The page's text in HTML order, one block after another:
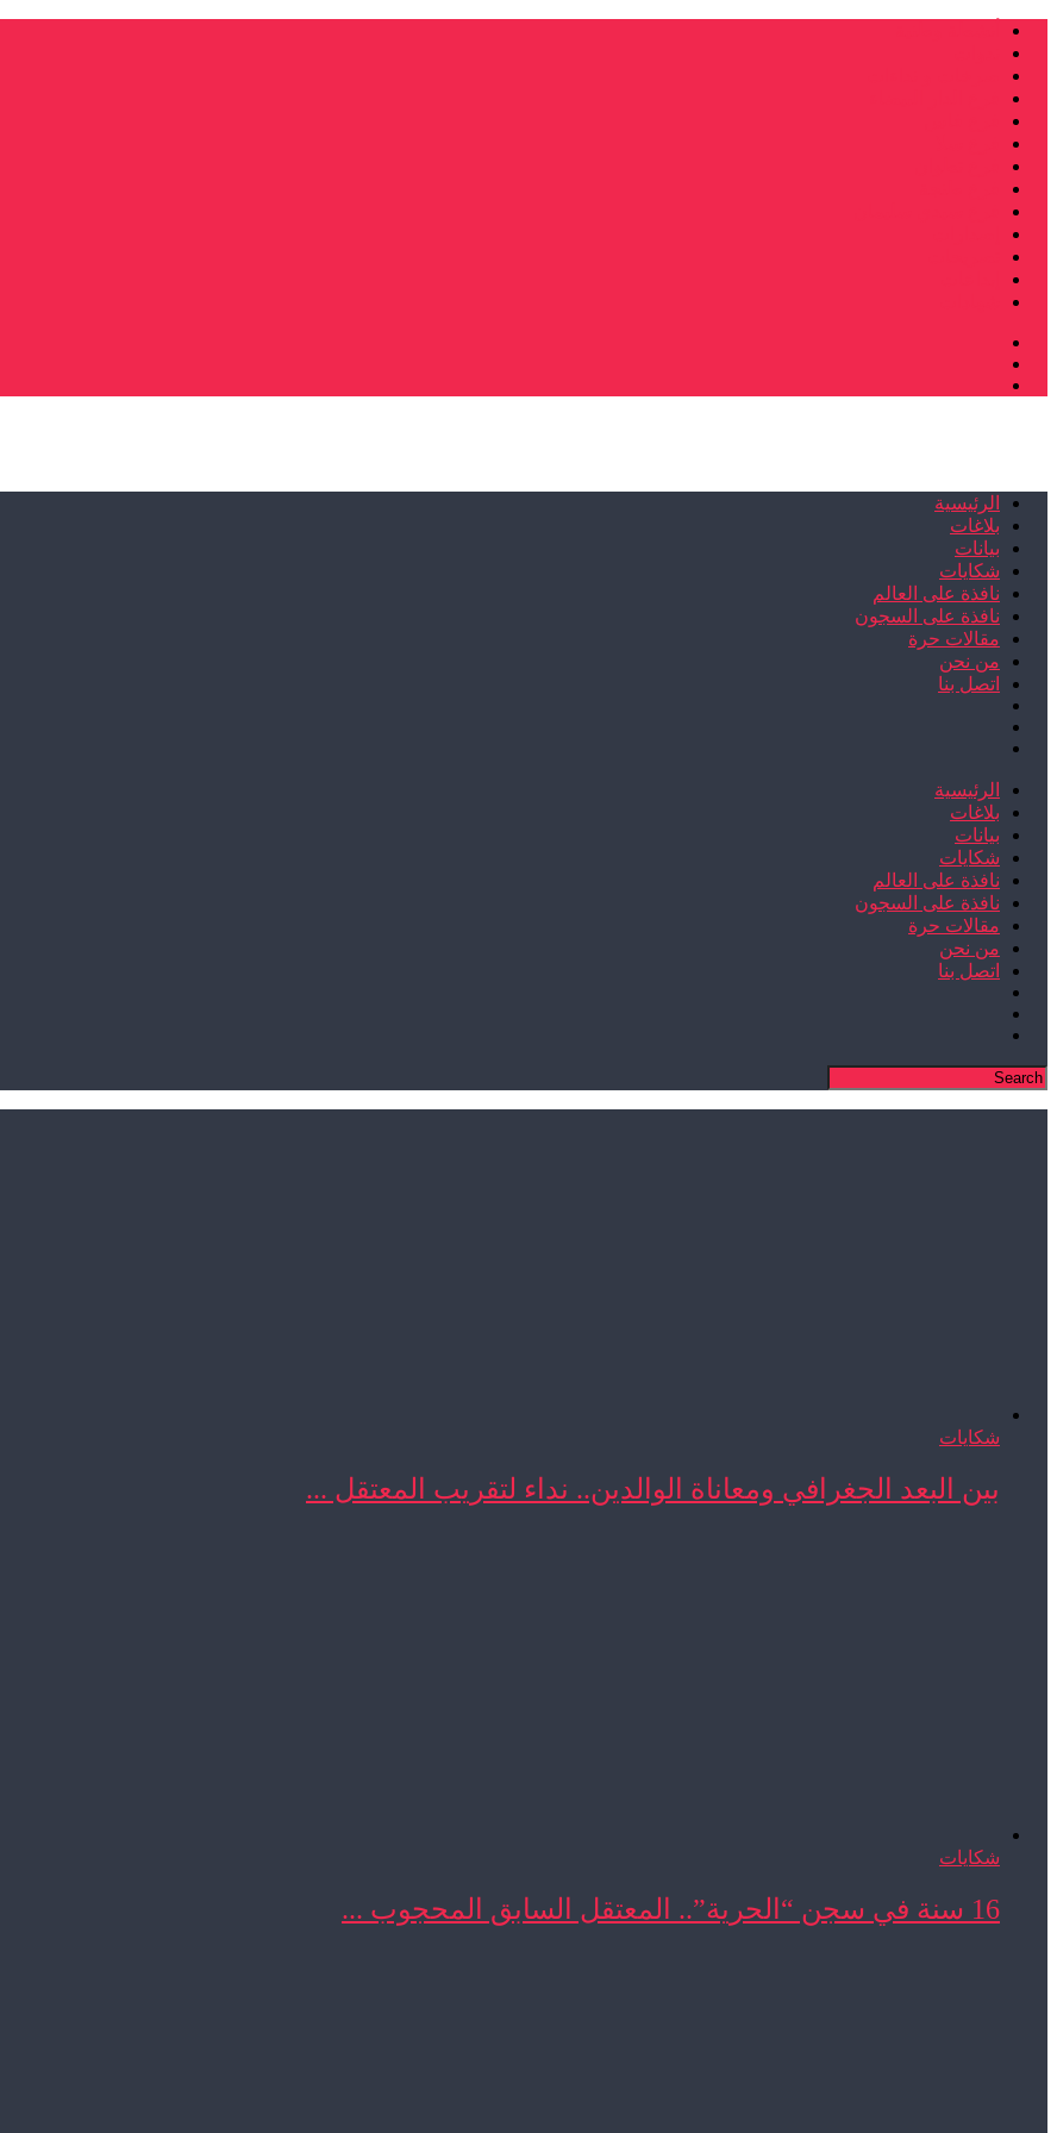
الرئيسية
بلاغات
بيانات
شكايات
نافذة على العالم
نافذة على السجون
مقالات حرة
من نحن
اتصل بنا
الرئيسية
بلاغات
بيانات
شكايات
نافذة على العالم
نافذة على السجون
مقالات حرة
من نحن
اتصل بنا
شكايات
بين البعد الجغرافي ومعاناة الوالدين.. نداء لتقريب المعتقل ...
شكايات
16 سنة في سجن “الحرية”.. المعتقل السابق المحجوب ...